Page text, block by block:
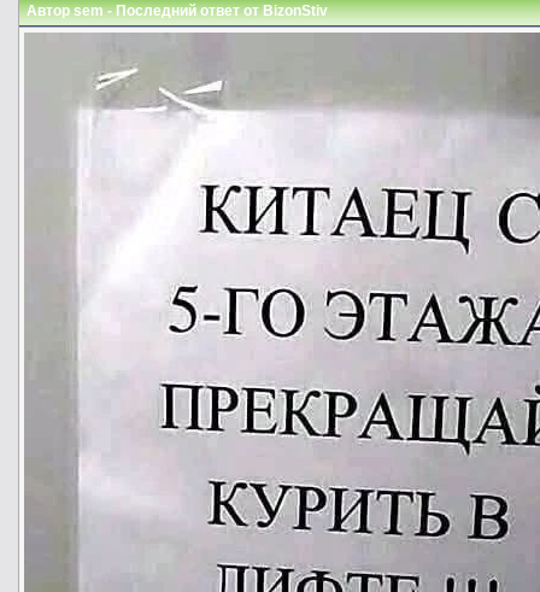
Авторsem- Последний ответ отBizonStiv